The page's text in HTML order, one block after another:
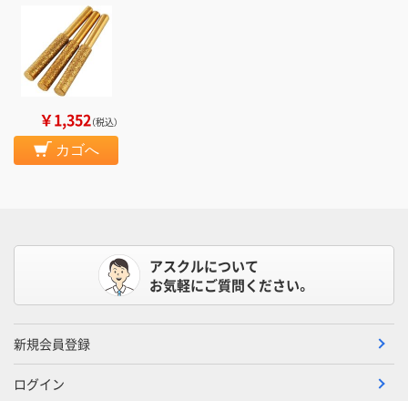
￥1,352（税込）
カゴへ
アスクルについて
お気軽にご質問ください。
新規会員登録
ログイン